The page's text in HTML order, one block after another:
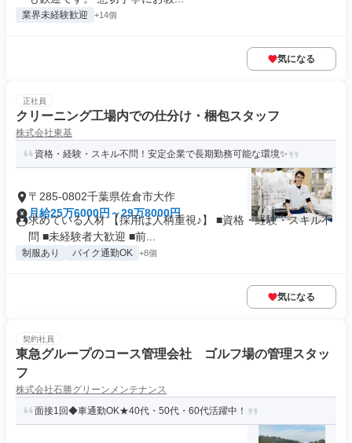
業界未経験歓迎 +14個
気になる
正社員
クリーニング工場内での仕分け・梱包スタッフ
株式会社東基
資格・経験・スキル不問！安定企業で長期勤務可能な環境✨
〒285-0802千葉県佐倉市大作
月給25万6000円～29万8000円
求めている人材 【採用は人柄重視♪】 ■資格・経験・スキル不
問 ■未経験者大歓迎 ■前...
制服あり バイク通勤OK +8個
気になる
契約社員
東急グループのコース管理会社 ゴルフ場の管理スタッ
フ
株式会社石勝グリーンメンテナンス
面接1回◆車通勤OK★40代・50代・60代活躍中！